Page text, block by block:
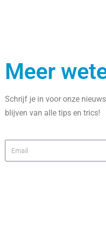
Meer
Schrijf je in voor onze
blijven van alle tips en trics!